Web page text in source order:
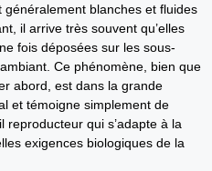
blanches et fluides
il arrive très souvent qu’elles
fois déposées sur les sous-
Ce phénomène, bien que
abord, est dans la grande
et témoigne simplement de
reproducteur qui s’adapte à la
exigences biologiques de la